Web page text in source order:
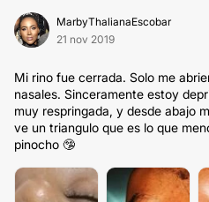
MarbyThalianaEscobar
21 nov 2019
Mi rino fue cerrada. Solo me
nasales. Sinceramente estoy
muy respringada, y desde abajo
ve un triangulo que es lo que
pinocho 🤥